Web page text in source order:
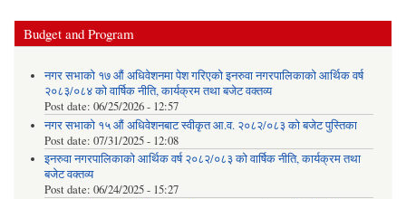
Budget and Program
नगर सभाको १७ औं अधिवेशनमा पेश गरिएको इनरुवा नगरपालिकाको आर्थिक वर्ष
२०८३/०८४ को वार्षिक नीति, कार्यक्रम तथा बजेट वक्तव्य
Post date: 06/25/2026 - 12:57
नगर सभाको १५ औं अधिवेशनबाट स्वीकृत आ.व. २०८२/०८३ को बजेट पुस्तिका
Post date: 07/31/2025 - 12:08
इनरुवा नगरपालिकाको आर्थिक वर्ष २०८२/०८३ को वार्षिक नीति, कार्यक्रम तथा
बजेट वक्तव्य
Post date: 06/24/2025 - 15:27